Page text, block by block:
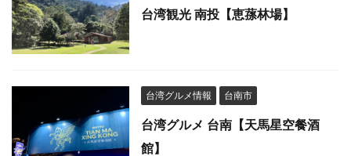
台湾観光 南投【恵蓀林場】
台湾グルメ情報 台南市
台湾グルメ 台南【天馬星空餐酒
館】